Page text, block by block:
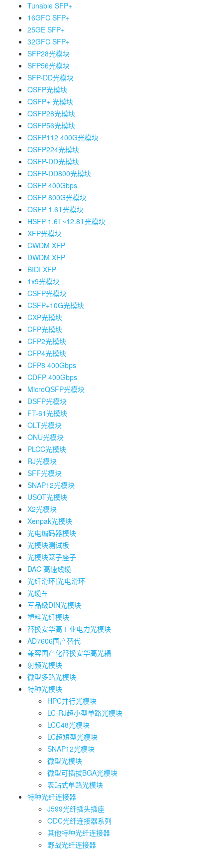
Tunable SFP+
16GFC SFP+
25GE SFP+
32GFC SFP+
SFP28光模块
SFP56光模块
SFP-DD光模块
QSFP光模块
QSFP+ 光模块
QSFP28光模块
QSFP56光模块
QSFP112 400G光模块
QSFP224光模块
QSFP-DD光模块
QSFP-DD800光模块
OSFP 400Gbps
OSFP 800G光模块
OSFP 1.6T光模块
HSFP 1.6T~12.8T光模块
XFP光模块
CWDM XFP
DWDM XFP
BIDI XFP
1x9光模块
CSFP光模块
CSFP+10G光模块
CXP光模块
CFP光模块
CFP2光模块
CFP4光模块
CFP8 400Gbps
CDFP 400Gbps
MicroQSFP光模块
DSFP光模块
FT-61光模块
OLT光模块
ONU光模块
PLCC光模块
RJ光模块
SFF光模块
SNAP12光模块
USOT光模块
X2光模块
Xenpak光模块
光电编码器模块
光模块测试板
光模块笼子座子
DAC 高速线缆
光纤滑环|光电滑环
光缆车
军品级DIN光模块
塑料光纤模块
替换安华高工业电力光模块
AD7606国产替代
兼容国产化替换安华高光耦
射频光模块
微型多路光模块
特种光模块
HPC并行光模块
LC-RJ超小型单路光模块
LCC48光模块
LC超短型光模块
SNAP12光模块
微型光模块
微型可插拔BGA光模块
表贴式单路光模块
特种光纤连接器
J599光纤插头插座
ODC光纤连接器系列
其他特种光纤连接器
野战光纤连接器